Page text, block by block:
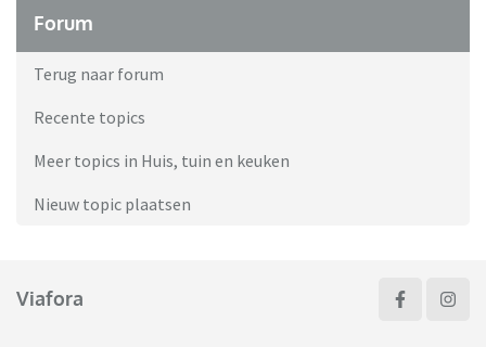
Forum
Terug naar forum
Recente topics
Meer topics in Huis, tuin en keuken
Nieuw topic plaatsen
Viafora